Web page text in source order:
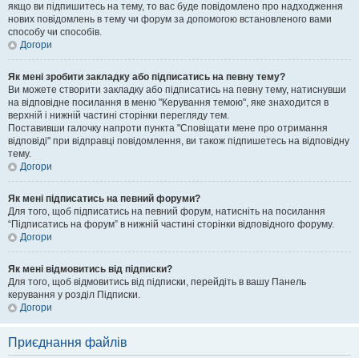
якщо ви підпишитесь на тему, то вас буде повідомлено про надходження
нових повідомлень в тему чи форум за допомогою встановленого вами
способу чи способів.
Догори
Як мені зробити закладку або підписатись на певну тему?
Ви можете створити закладку або підписатись на певну тему, натиснувши
на відповідне посилання в меню "Керування темою", яке знаходится в
верхній і нижній частині сторінки перегляду тем.
Поставивши галочку напроти пункта "Сповіщати мене про отримання
відповіді" при відправці повідомлення, ви також підпишетесь на відповідну
тему.
Догори
Як мені підписатись на певний форуми?
Для того, щоб підписатись на певний форум, натисніть на посилання
“Підписатись на форум” в нижній частині сторінки відповідного форуму.
Догори
Як мені відмовитись від підписки?
Для того, щоб відмовитись від підписки, перейдіть в вашу Панель
керування у розділ Підписки.
Догори
Приєднання файлів